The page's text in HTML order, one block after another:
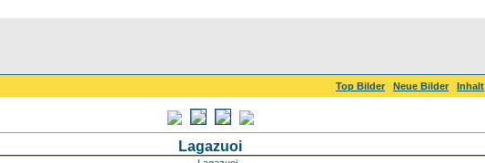
Top Bilder Neue Bilder Inhalt
Lagazuoi